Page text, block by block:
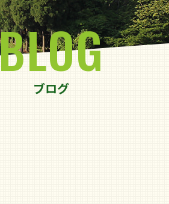
ブログ